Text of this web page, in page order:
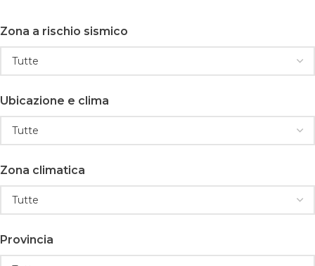
Zona a rischio sismico
Ubicazione e clima
Zona climatica
Provincia